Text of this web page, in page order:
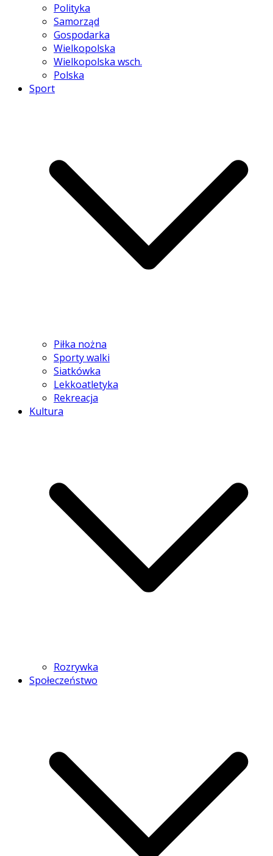
Polityka
Samorząd
Gospodarka
Wielkopolska
Wielkopolska wsch.
Polska
Sport
Piłka nożna
Sporty walki
Siatkówka
Lekkoatletyka
Rekreacja
Kultura
Rozrywka
Społeczeństwo